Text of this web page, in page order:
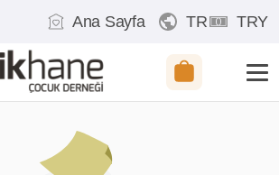
Ana Sayfa TR TRY